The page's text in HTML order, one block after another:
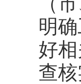
明
好
查